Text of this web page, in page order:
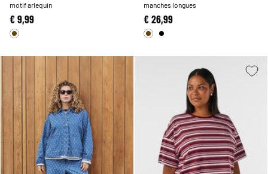
motif arlequin
€ 9,99
manches longues
€ 26,99